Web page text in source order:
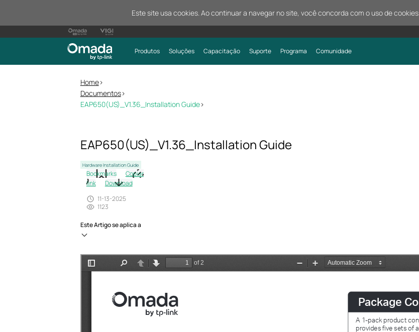
Este site usa cookies. Ao continuar a navegar no site, você concorda com o uso de cookies.
Produtos Soluções Capacitação Suporte Programa Comunidade
Home>
Documentos>
EAP650(US)_V1.36_Installation Guide>
EAP650(US)_V1.36_Installation Guide
Hardware Installation Guide
Bookmarks
Copiar
link
Download
11-13-2025
1123
Este Artigo se aplica a